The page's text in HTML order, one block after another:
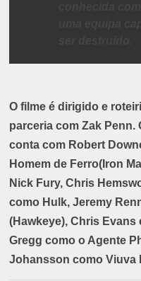
O filme é dirigido e
parceria com Zak Penn.
conta com Robert
Homem de Ferro(Iron
Nick Fury, Chris
como Hulk, Jeremy
(Hawkeye), Chris
Gregg como o Agente
Johansson como Viuva